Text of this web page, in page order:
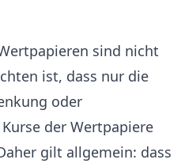
sind nicht
ist, dass nur die
oder
der Wertpapiere
gilt allgemein: dass